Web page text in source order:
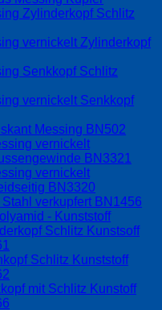
Zylinderkopf Schlitz
vernickelt Zylinderkopf
Senkkopf Schlitz
vernickelt Senkkopf
Messing BN502
vernickelt
BN3321
vernickelt
BN3320
verkupfert BN1456
- Kunststoff
Schlitz Kunstsoff
Schlitz Kunststoff
mit Schlitz Kunstoff